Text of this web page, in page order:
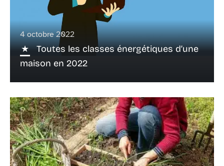
4 octobre 2022
Toutes les classes énergétiques d’une
maison en 2022